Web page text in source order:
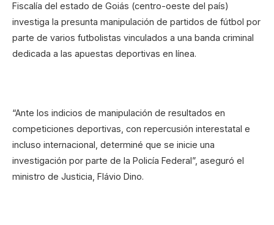
Fiscalía del estado de Goiás (centro-oeste del país)
investiga la presunta manipulación de partidos de fútbol por
parte de varios futbolistas vinculados a una banda criminal
dedicada a las apuestas deportivas en línea.
“Ante los indicios de manipulación de resultados en
competiciones deportivas, con repercusión interestatal e
incluso internacional, determiné que se inicie una
investigación por parte de la Policía Federal”, aseguró el
ministro de Justicia, Flávio Dino.